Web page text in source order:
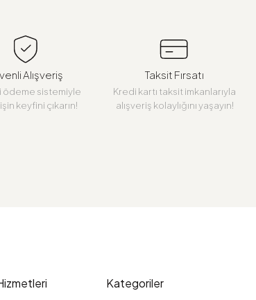
Alışveriş
ödeme sistemiyle
keyfini çıkarın!
Taksit Fırsatı
Kredi kartı taksit imkanlarıyla
alışveriş kolaylığını yaşayın!
Kategoriler